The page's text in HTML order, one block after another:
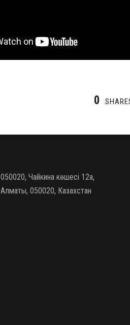
0
050020, Чайкина көшесі 12а,
Алматы, 050020, Казахстан